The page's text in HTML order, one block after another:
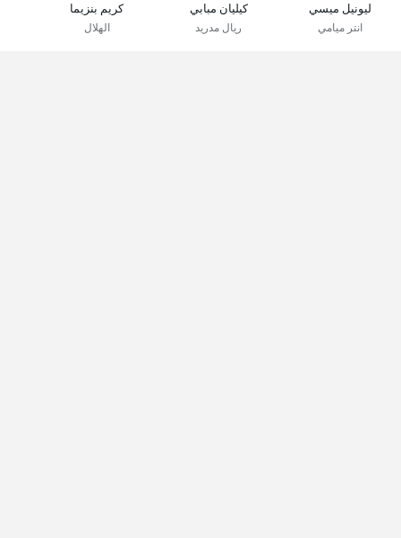
ليونيل ميسي
انتر ميامي
كيليان مبابي
ريال مدريد
كريم بنزيما
الهلال